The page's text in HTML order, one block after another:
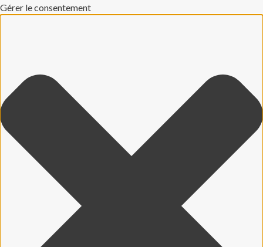
Gérer le consentement